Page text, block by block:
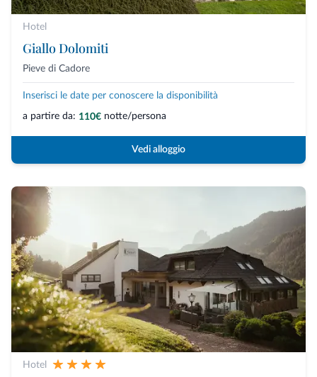
Hotel
Giallo Dolomiti
Pieve di Cadore
Inserisci le date per conoscere la disponibilità
a partire da: 110€ notte/persona
Vedi alloggio
Hotel